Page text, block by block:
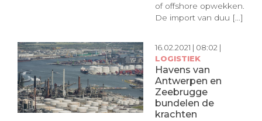
of offshore opwekken.
De import van duu [...]
16.02.2021 | 08:02 |
LOGISTIEK
Havens van
Antwerpen en
Zeebrugge
bundelen de
krachten